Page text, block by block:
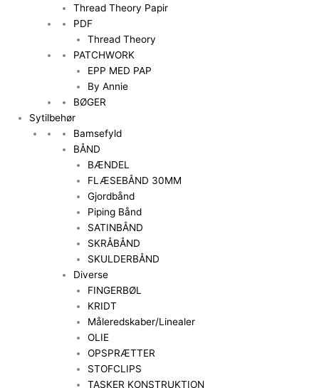
Thread Theory Papir
PDF
Thread Theory
PATCHWORK
EPP MED PAP
By Annie
BØGER
Sytilbehør
Bamsefyld
BÅND
BÆNDEL
FLÆSEBÅND 30MM
Gjordbånd
Piping Bånd
SATINBÅND
SKRÅBÅND
SKULDERBÅND
Diverse
FINGERBØL
KRIDT
Måleredskaber/Linealer
OLIE
OPSPRÆTTER
STOFCLIPS
TASKER KONSTRUKTION